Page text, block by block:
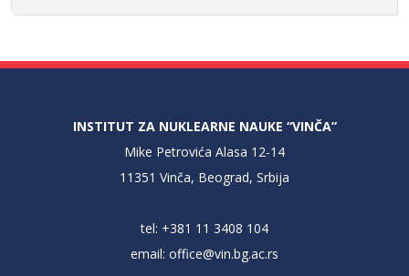
INSTITUT ZA NUKLEARNE NAUKE “VINČA”
Mike Petrovića Alasa 12-14
11351 Vinča, Beograd, Srbija
tel: +381 11 3408 104
email: office@vin.bg.ac.rs